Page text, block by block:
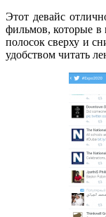
Этот девайс
фильмов, которые в
полосок сверху и
удобством читать